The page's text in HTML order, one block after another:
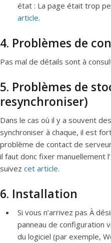
état : La page était trop
article.
4. Problèmes de
Pas mal de détails sont à
5. Problèmes de
resynchroniser)
Dans le cas où il y a souvent
synchroniser à chaque, il est
problème de contact de
il faut donc fixer manuellement
suivez cet article.
6. Installation
Si vous n’arrivez pas À
panneau de configuration
du logiciel (par exemple,